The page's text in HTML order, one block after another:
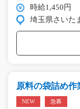
時給1,450円
埼玉県さいた
原料の袋詰め作
NEW 急募